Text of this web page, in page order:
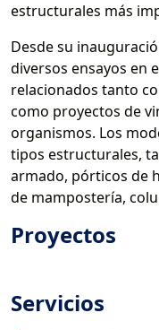
estructurales más
Desde su
diversos ensayos en
relacionados tanto
como proyectos de
organismos. Los
tipos estructurales,
armado, pórticos de
de mampostería,
Proyectos
Servicios